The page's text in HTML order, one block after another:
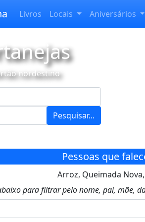
Livros Locais Aniversários
nordestino
Pesquisar...
Pessoas que
Arroz, Queimada
para filtrar pelo nome, pai, mãe,